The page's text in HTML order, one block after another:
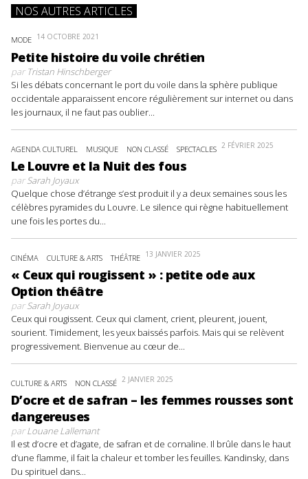
NOS AUTRES ARTICLES
MODE 14 OCTOBRE 2021
Petite histoire du voile chrétien
parTristan Hinschberger
Si les débats concernant le port du voile dans la sphère publique
occidentale apparaissent encore régulièrement sur internet ou dans
les journaux, il ne faut pas oublier...
AGENDA CULTUREL MUSIQUE NON CLASSÉ SPECTACLES 2 FÉVRIER 2025
Le Louvre et la Nuit des fous
parSarah Joyaux
Quelque chose d’étrange s’est produit il y a deux semaines sous les
célèbres pyramides du Louvre. Le silence qui règne habituellement
une fois les portes du...
CINÉMA CULTURE & ARTS THÉÂTRE 13 JANVIER 2025
« Ceux qui rougissent » : petite ode aux
Option théâtre
parSarah Joyaux
Ceux qui rougissent. Ceux qui clament, crient, pleurent, jouent,
sourient. Timidement, les yeux baissés parfois. Mais qui se relèvent
progressivement. Bienvenue au cœur de...
CULTURE & ARTS NON CLASSÉ 2 JANVIER 2025
D’ocre et de safran – les femmes rousses sont
dangereuses
parLouane Lallemant
Il est d’ocre et d’agate, de safran et de cornaline. Il brûle dans le haut
d’une flamme, il fait la chaleur et tomber les feuilles. Kandinsky, dans
Du spirituel dans...